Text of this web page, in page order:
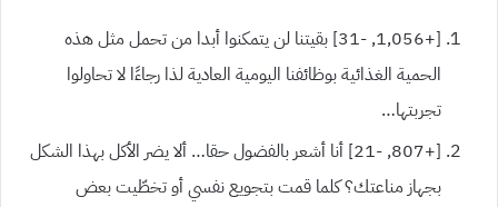
[+1,056, -31] بقيتنا لن يتمكنوا أبدا من تحمل مثل هذه
الحمية الغذائية بوظائفنا اليومية العادية لذا رجاءًا لا تحاولوا
تجربتها…
[+807, -21] أنا أشعر بالفضول حقا… ألا يضر الأكل بهذا الشكل
بجهاز مناعتك؟ كلما قمت بتجويع نفسي أو تخطّيت بعض